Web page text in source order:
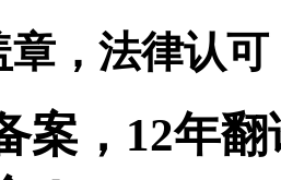
，法律认可
案，12年